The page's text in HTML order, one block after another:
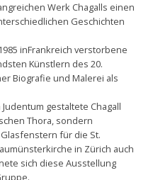
Werk Chagalls einen
Geschichten
inFrankreich verstorbene
Künstlern des 20.
Biografie und Malerei als
gestaltete Chagall
Thora, sondern
für die St.
in Zürich auch
sich diese Ausstellung